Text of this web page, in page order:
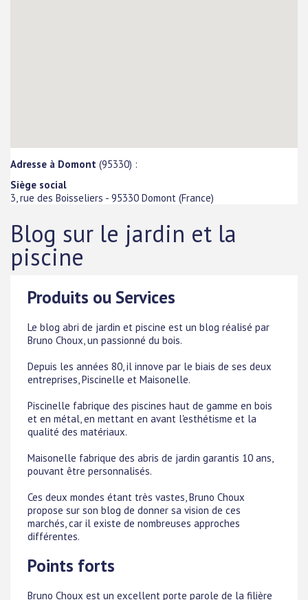
Adresse à Domont (95330) :
Siège social
3, rue des Boisseliers - 95330 Domont (France)
Blog sur le jardin et la
piscine
Produits ou Services
Le blog abri de jardin et piscine est un blog réalisé par
Bruno Choux, un passionné du bois.
Depuis les années 80, il innove par le biais de ses deux
entreprises, Piscinelle et Maisonelle.
Piscinelle fabrique des piscines haut de gamme en bois
et en métal, en mettant en avant l'esthétisme et la
qualité des matériaux.
Maisonelle fabrique des abris de jardin garantis 10 ans,
pouvant être personnalisés.
Ces deux mondes étant très vastes, Bruno Choux
propose sur son blog de donner sa vision de ces
marchés, car il existe de nombreuses approches
différentes.
Points forts
Bruno Choux est un excellent porte parole de la filière